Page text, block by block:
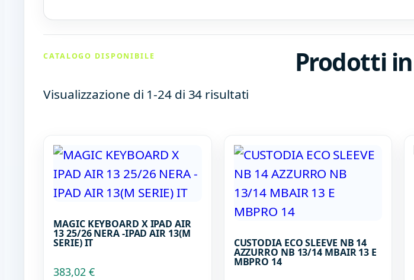
CATALOGO DISPONIBILE Prodotti in
Visualizzazione di 1-24 di 34 risultati
MAGIC KEYBOARD X IPAD AIR
13 25/26 NERA -IPAD AIR 13(M
SERIE) IT
383,02 €
CUSTODIA ECO SLEEVE NB 14
AZZURRO NB 13/14 MBAIR 13 E
MBPRO 14